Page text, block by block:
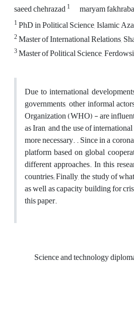
saeed chehrazad1 maryam
1PhD in Political Science, Islamic
2Master of International Relations,
3Master of Political Science,
Due to international
governments, other informal
Organization (WHO) - are
as Iran, and the use of
more necessary. . Since in a
platform based on global
different approaches. In this
countries; Finally, the study of
as well as capacity building for
this paper.
Science and technology